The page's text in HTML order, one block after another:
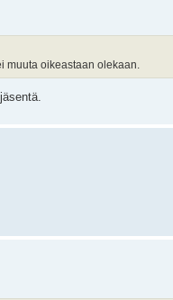
muuta oikeastaan olekaan.